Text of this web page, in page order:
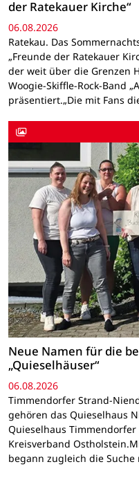
der Ratekauer Kirche“
06.08.2026
Ratekau. Das
„Freunde der Ratekauer
der weit über die Grenzen
Woogie-Skiffle-Rock-Band
präsentiert.„Die mit Fans
Neue Namen für die
„Quieselhäuser“
06.08.2026
Timmendorfer Strand-
gehören das Quieselhaus
Quieselhaus
Kreisverband
begann zugleich die